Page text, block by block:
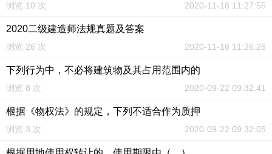
浏览 10 次 2020-11-18 11:27:55
2020二级建造师法规真题及答案
浏览 26 次 2020-11-18 11:26:26
下列行为中，不必将建筑物及其占用范围内的
浏览 8 次 2020-09-22 09:32:41
根据《物权法》的规定，下列不适合作为质押
浏览 3 次 2020-09-22 09:32:05